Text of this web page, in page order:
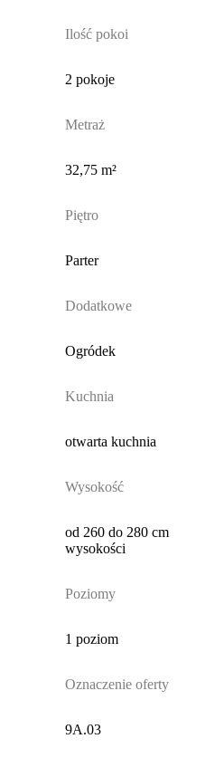
Ilość pokoi
2 pokoje
Metraż
32,75 m²
Piętro
Parter
Dodatkowe
Ogródek
Kuchnia
otwarta kuchnia
Wysokość
od 260 do 280 cm
wysokości
Poziomy
1 poziom
Oznaczenie oferty
9A.03